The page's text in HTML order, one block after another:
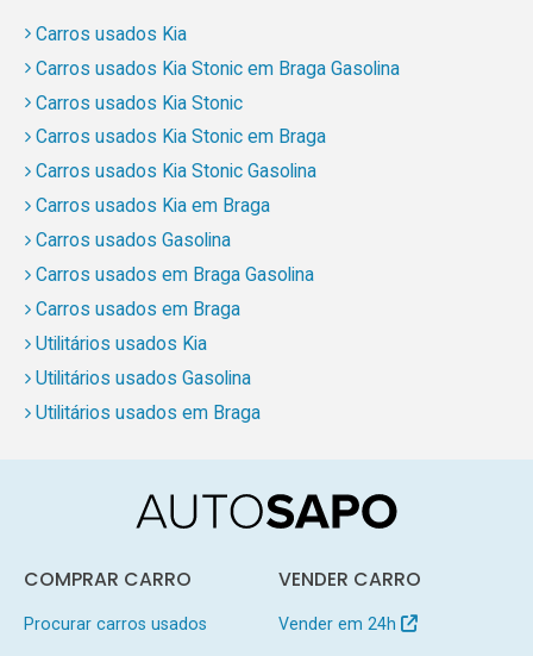
Carros usados Kia
Carros usados Kia Stonic em Braga Gasolina
Carros usados Kia Stonic
Carros usados Kia Stonic em Braga
Carros usados Kia Stonic Gasolina
Carros usados Kia em Braga
Carros usados Gasolina
Carros usados em Braga Gasolina
Carros usados em Braga
Utilitários usados Kia
Utilitários usados Gasolina
Utilitários usados em Braga
COMPRAR CARRO
Procurar carros usados
VENDER CARRO
Vender em 24h